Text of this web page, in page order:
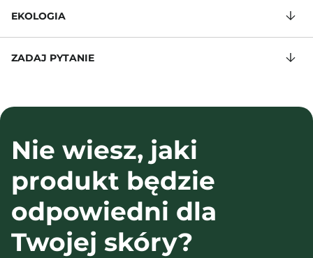
EKOLOGIA
ZADAJ PYTANIE
Nie wiesz, jaki
produkt będzie
odpowiedni dla
Twojej skóry?